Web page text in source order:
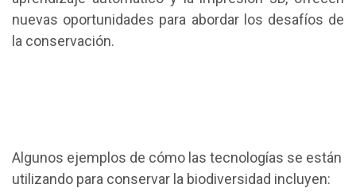
nuevas oportunidades para abordar los desafíos de
la conservación.
Algunos ejemplos de cómo las tecnologías se están
utilizando para conservar la biodiversidad incluyen: